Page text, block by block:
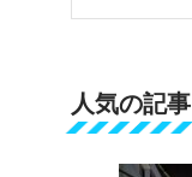
人気の記事